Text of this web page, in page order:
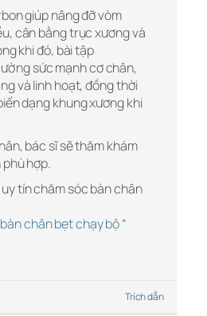
giúp nâng đỡ vòm
cân bằng trục xương và
khi đó, bài tập
sức mạnh cơ chân,
và linh hoạt, đồng thời
dạng khung xương khi
bác sĩ sẽ thăm khám
hợp.
tín chăm sóc bàn chân
bàn chân bẹt chạy bộ“
Trích dẫn